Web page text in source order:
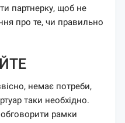
партнерку, щоб не
про те, чи правильно
​​немає потреби,
таки необхідно.
рамки